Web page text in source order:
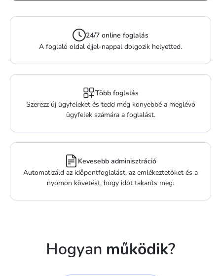
24/7 online foglalás
A foglaló oldal éjjel-nappal dolgozik helyetted.
Több foglalás
Szerezz új ügyfeleket és tedd még könyebbé a meglévő
ügyfelek számára a foglalást.
Kevesebb adminisztráció
Automatizáld az időpontfoglalást, az emlékeztetőket és a
nyomon követést, hogy időt takaríts meg.
Hogyan működik?